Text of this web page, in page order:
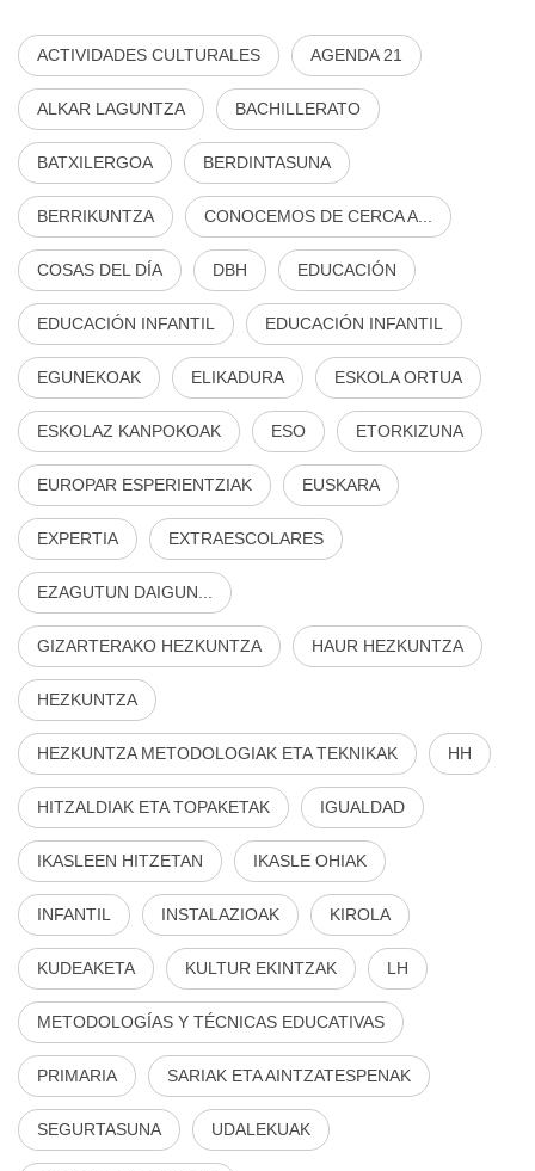
ACTIVIDADES CULTURALES AGENDA 21
ALKAR LAGUNTZA BACHILLERATO
BATXILERGOA BERDINTASUNA
BERRIKUNTZA CONOCEMOS DE CERCA A...
COSAS DEL DÍA DBH EDUCACIÓN
EDUCACIÓN INFANTIL EDUCACIÓN INFANTIL
EGUNEKOAK ELIKADURA ESKOLA ORTUA
ESKOLAZ KANPOKOAK ESO ETORKIZUNA
EUROPAR ESPERIENTZIAK EUSKARA
EXPERTIA EXTRAESCOLARES
EZAGUTUN DAIGUN...
GIZARTERAKO HEZKUNTZA HAUR HEZKUNTZA
HEZKUNTZA
HEZKUNTZA METODOLOGIAK ETA TEKNIKAK HH
HITZALDIAK ETA TOPAKETAK IGUALDAD
IKASLEEN HITZETAN IKASLE OHIAK
INFANTIL INSTALAZIOAK KIROLA
KUDEAKETA KULTUR EKINTZAK LH
METODOLOGÍAS Y TÉCNICAS EDUCATIVAS
PRIMARIA SARIAK ETA AINTZATESPENAK
SEGURTASUNA UDALEKUAK